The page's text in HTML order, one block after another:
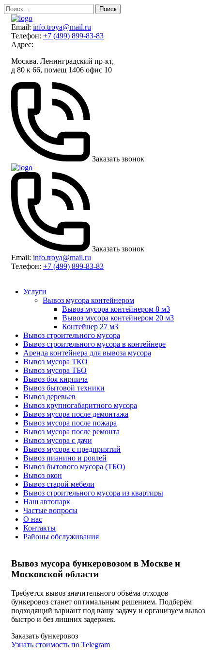
Skip
to
content
Найти:
Email: info.troya@mail.ru
Телефон: +7 (499) 899-83-83
Адрес:
Москва, Ленинградский пр-кт,
д 80 к 66, помещ 1406 офис 10
Заказать звонок
Заказать звонок
Email: info.troya@mail.ru
Телефон: +7 (499) 899-83-83
Услуги
Вывоз мусора контейнером
Вывоз мусора контейнером 8 м3
Вывоз мусора контейнером 20 м3
Контейнер 27 м3
Вывоз строительного мусора
Вывоз строительного мусора в контейнере
Аренда контейнера для вывоза мусора
Вывоз мусора ТКО
Вывоз мусора ТБО
Вывоз боя кирпича
Вывоз бытовой техники
Вывоз деревьев
Вывоз крупногабаритного мусора
Вывоз мусора после демонтажа
Вывоз мусора после пожара
Вывоз мусора после ремонта
Вывоз мусора с дачи
Вывоз мусора с предприятий
Вывоз пианино и роялей
Вывоз бытового мусора (ТБО)
Вывоз окон
Вывоз старой мебели
Вывоз строительного мусора из квартиры
Наш автопарк
Частые вопросы
О нас
Контакты
Районы обслуживания
Вывоз мусора бункеровозом в Москве и
Московской области
Требуется вывоз значительного объёма отходов —
бункеровоз станет оптимальным решением. Подберём
подходящий вариант под вашу задачу и организуем вывоз
быстро и без лишних задержек.
Заказать бункеровоз
Узнать стоимость по Telegram